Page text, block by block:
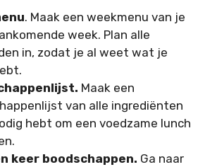
. Maak een weekmenu van je
week. Plan alle
in, zodat je al weet wat je
Maak een
van alle ingrediënten
hebt om een voedzame lunch
keer boodschappen. Ga naar